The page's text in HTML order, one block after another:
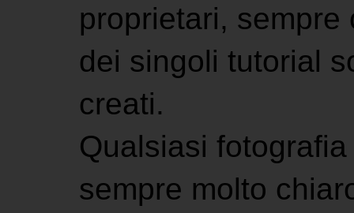
proprietari,
dei singoli tutorial
creati.
Qualsiasi
sempre molto